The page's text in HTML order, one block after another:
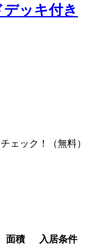
ッキ付き
ェック！（無料）
面積 入居条件